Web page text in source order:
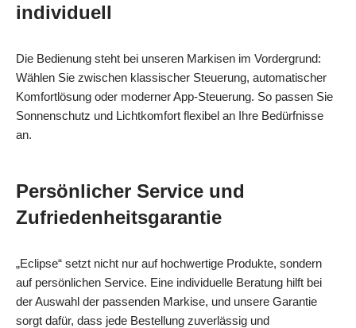
individuell
Die Bedienung steht bei unseren Markisen im Vordergrund:
Wählen Sie zwischen klassischer Steuerung, automatischer
Komfortlösung oder moderner App-Steuerung. So passen Sie
Sonnenschutz und Lichtkomfort flexibel an Ihre Bedürfnisse
an.
Persönlicher Service und
Zufriedenheitsgarantie
„Eclipse“ setzt nicht nur auf hochwertige Produkte, sondern
auf persönlichen Service. Eine individuelle Beratung hilft bei
der Auswahl der passenden Markise, und unsere Garantie
sorgt dafür, dass jede Bestellung zuverlässig und